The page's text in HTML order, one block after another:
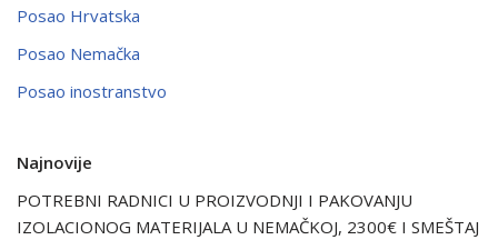
Posao Hrvatska
Posao Nemačka
Posao inostranstvo
Najnovije
POTREBNI RADNICI U PROIZVODNJI I PAKOVANJU
IZOLACIONOG MATERIJALA U NEMAČKOJ, 2300€ I SMEŠTAJ